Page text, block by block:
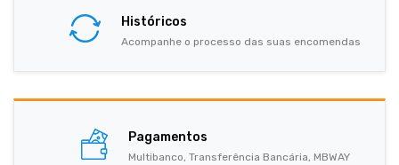
Históricos
Acompanhe o processo das suas encomendas
Pagamentos
Multibanco, Transferência Bancária, MBWAY